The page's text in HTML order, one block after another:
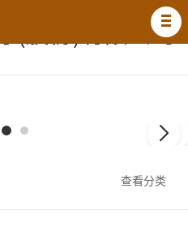
(股份)有限公司-
查看分类